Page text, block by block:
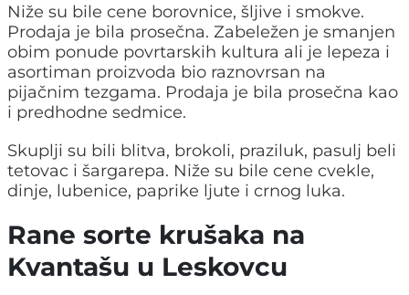
Niže su bile cene borovnice, šljive i smokve.
Prodaja je bila prosečna. Zabeležen je smanjen
obim ponude povrtarskih kultura ali je lepeza i
asortiman proizvoda bio raznovrsan na
pijačnim tezgama. Prodaja je bila prosečna kao
i predhodne sedmice.
Skuplji su bili blitva, brokoli, praziluk, pasulj beli
tetovac i šargarepa. Niže su bile cene cvekle,
dinje, lubenice, paprike ljute i crnog luka.
Rane sorte krušaka na
Kvantašu u Leskovcu